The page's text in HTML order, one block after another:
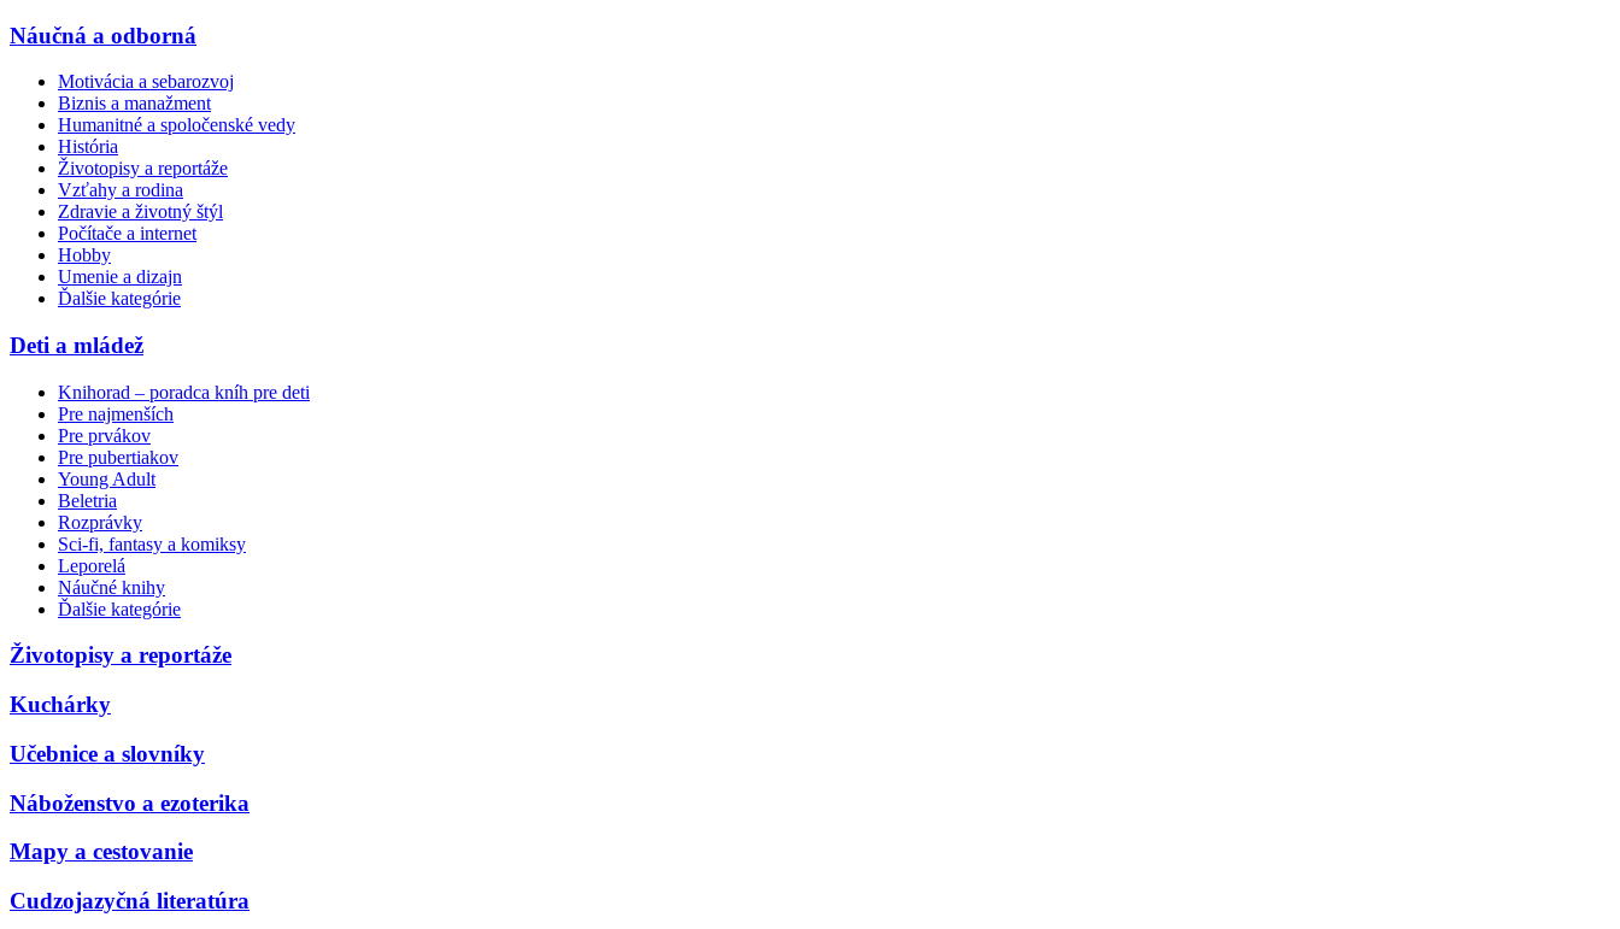
Náučná a odborná
Motivácia a sebarozvoj
Biznis a manažment
Humanitné a spoločenské vedy
História
Životopisy a reportáže
Vzťahy a rodina
Zdravie a životný štýl
Počítače a internet
Hobby
Umenie a dizajn
Ďalšie kategórie
Deti a mládež
Knihorad – poradca kníh pre deti
Pre najmenších
Pre prvákov
Pre pubertiakov
Young Adult
Beletria
Rozprávky
Sci-fi, fantasy a komiksy
Leporelá
Náučné knihy
Ďalšie kategórie
Životopisy a reportáže
Kuchárky
Učebnice a slovníky
Náboženstvo a ezoterika
Mapy a cestovanie
Cudzojazyčná literatúra